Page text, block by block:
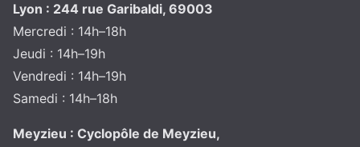
Lyon : 244 rue Garibaldi, 69003
Mercredi : 14h–18h
Jeudi : 14h–19h
Vendredi : 14h–19h
Samedi : 14h–18h
Meyzieu : Cyclopôle de Meyzieu,